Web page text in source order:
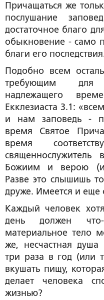
Причащаться же
послушание
достаточное благо
обыкновение - само
благи его
Подобно всем
требующим для
надлежащего
Екклезиаста 3.1:
и нам заповедь -
время Святое
время
священнослужитель
Божиим и верою (и
Разве это слышишь
друже. Имеется и еще
Каждый человек
день должен
материальное тело
же, несчастная
три раза в год (или
вкушать пищу,
делает человека
жизнью?